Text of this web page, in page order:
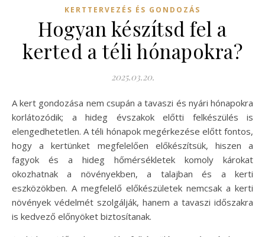
KERTTERVEZÉS ÉS GONDOZÁS
Hogyan készítsd fel a
kerted a téli hónapokra?
2025.03.20.
A kert gondozása nem csupán a tavaszi és nyári hónapokra
korlátozódik; a hideg évszakok előtti felkészülés is
elengedhetetlen. A téli hónapok megérkezése előtt fontos,
hogy a kertünket megfelelően előkészítsük, hiszen a
fagyok és a hideg hőmérsékletek komoly károkat
okozhatnak a növényekben, a talajban és a kerti
eszközökben. A megfelelő előkészületek nemcsak a kerti
növények védelmét szolgálják, hanem a tavaszi időszakra
is kedvező előnyöket biztosítanak.